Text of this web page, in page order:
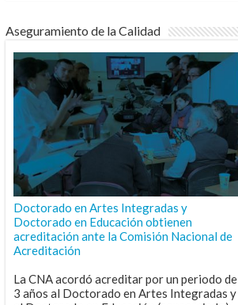
Aseguramiento de la Calidad
Doctorado en Artes Integradas y
Doctorado en Educación obtienen
acreditación ante la Comisión Nacional de
Acreditación
La CNA acordó acreditar por un periodo de
3 años al Doctorado en Artes Integradas y